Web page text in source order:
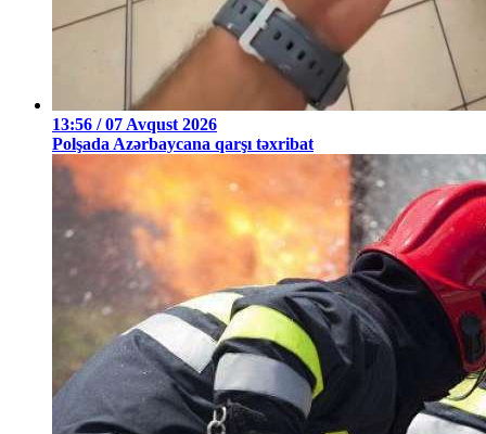
13:56 / 07 Avqust 2026
Polşada Azərbaycana qarşı təxribat